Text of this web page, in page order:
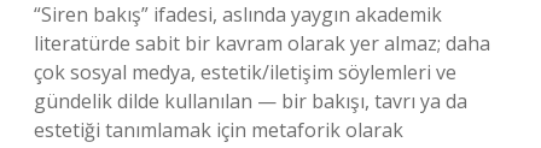
“Siren bakış” ifadesi, aslında yaygın akademik
literatürde sabit bir kavram olarak yer almaz; daha
çok sosyal medya, estetik/iletişim söylemleri ve
gündelik dilde kullanılan — bir bakışı, tavrı ya da
estetiği tanımlamak için metaforik olarak